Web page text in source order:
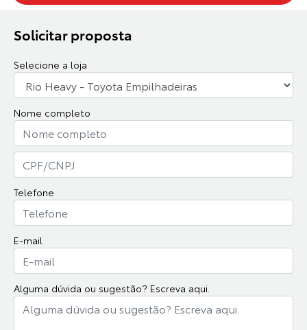
Solicitar proposta
Selecione a loja
Nome completo
Telefone
E-mail
Alguma dúvida ou sugestão? Escreva aqui.